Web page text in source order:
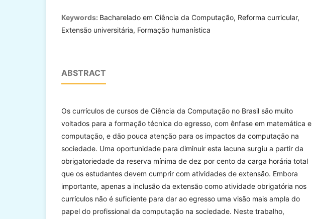
Keywords: Bacharelado em Ciência da Computação, Reforma curricular,
Extensão universitária, Formação humanística
ABSTRACT
Os currículos de cursos de Ciência da Computação no Brasil são muito
voltados para a formação técnica do egresso, com ênfase em matemática e
computação, e dão pouca atenção para os impactos da computação na
sociedade. Uma oportunidade para diminuir esta lacuna surgiu a partir da
obrigatoriedade da reserva mínima de dez por cento da carga horária total
que os estudantes devem cumprir com atividades de extensão. Embora
importante, apenas a inclusão da extensão como atividade obrigatória nos
currículos não é suficiente para dar ao egresso uma visão mais ampla do
papel do profissional da computação na sociedade. Neste trabalho,